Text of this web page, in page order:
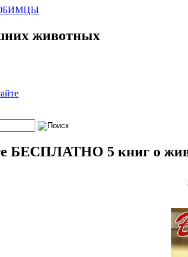
животных
БЕСПЛАТНО 5 книг о